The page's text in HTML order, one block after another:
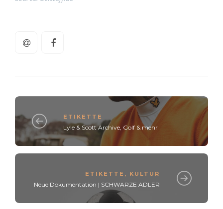
ETIKETTE
Lyle & Scott Archive, Golf & mehr
ETIKETTE , KULTUR
Neue Dokumentation | SCHWARZE ADLER